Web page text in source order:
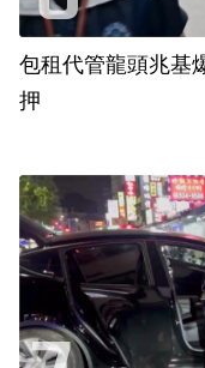
包租代管龍頭兆基
押